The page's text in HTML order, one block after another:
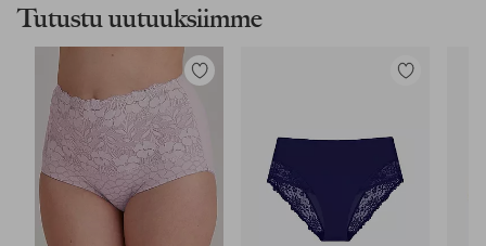
Tutustu uutuuksiimme
Lisää
suosikkeihin
Lisää